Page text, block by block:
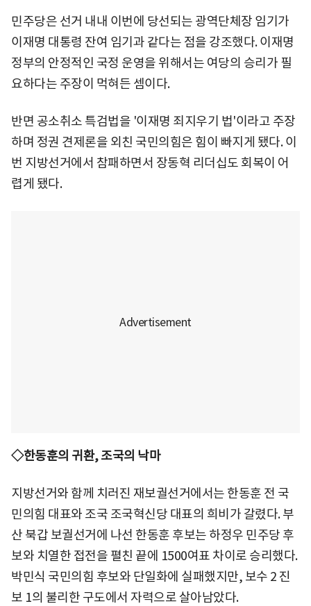
민주당은 선거 내내 이번에 당선되는 광역단체장 임기가
이재명 대통령 잔여 임기과 같다는 점을 강조했다. 이재명
정부의 안정적인 국정 운영을 위해서는 여당의 승리가 필
요하다는 주장이 먹혀든 셈이다.
반면 공소취소 특검법을 '이재명 죄지우기 법'이라고 주장
하며 정권 견제론을 외친 국민의힘은 힘이 빠지게 됐다. 이
번 지방선거에서 참패하면서 장동혁 리더십도 회복이 어
렵게 됐다.
◇한동훈의 귀환, 조국의 낙마
지방선거와 함께 치러진 재보궐선거에서는 한동훈 전 국
민의힘 대표와 조국 조국혁신당 대표의 희비가 갈렸다. 부
산 북갑 보궐선거에 나선 한동훈 후보는 하정우 민주당 후
보와 치열한 접전을 펼친 끝에 1500여표 차이로 승리했다.
박민식 국민의힘 후보와 단일화에 실패했지만, 보수 2 진
보 1의 불리한 구도에서 자력으로 살아남았다.